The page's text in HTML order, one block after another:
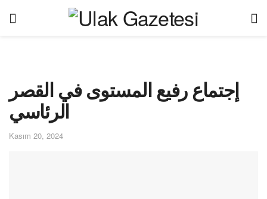
إجتماع رفيع المستوى في القصر
الرئاسي
Kasım 20, 2024